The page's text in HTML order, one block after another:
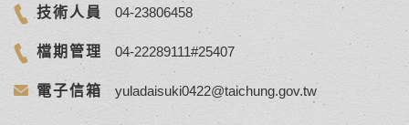
技術人員 04-23806458
檔期管理 04-22289111#25407
電子信箱 yuladaisuki0422@taichung.gov.tw